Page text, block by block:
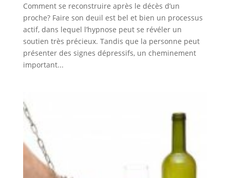
Comment se reconstruire après le décès d’un
proche? Faire son deuil est bel et bien un processus
actif, dans lequel l’hypnose peut se révéler un
soutien très précieux. Tandis que la personne peut
présenter des signes dépressifs, un cheminement
important...